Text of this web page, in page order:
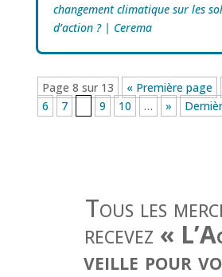
changement climatique sur les
d’action ? | Cerema
Page 8 sur 13 « Première page
6
7 9 10 … »
Tous les
recevez «
veille pour